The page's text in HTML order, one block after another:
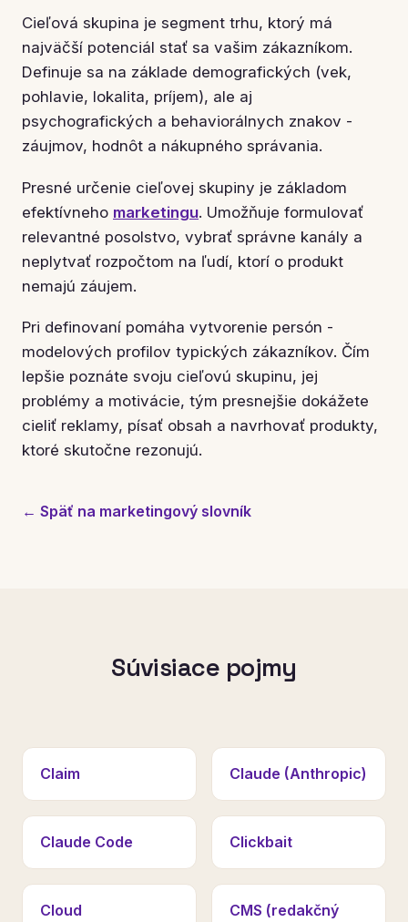
Cieľová skupina je segment trhu, ktorý má
najväčší potenciál stať sa vašim zákazníkom.
Definuje sa na základe demografických (vek,
pohlavie, lokalita, príjem), ale aj
psychografických a behaviorálnych znakov -
záujmov, hodnôt a nákupného správania.
Presné určenie cieľovej skupiny je základom
efektívneho marketingu. Umožňuje formulovať
relevantné posolstvo, vybrať správne kanály a
neplytvať rozpočtom na ľudí, ktorí o produkt
nemajú záujem.
Pri definovaní pomáha vytvorenie persón -
modelových profilov typických zákazníkov. Čím
lepšie poznáte svoju cieľovú skupinu, jej
problémy a motivácie, tým presnejšie dokážete
cieliť reklamy, písať obsah a navrhovať produkty,
ktoré skutočne rezonujú.
← Späť na marketingový slovník
Súvisiace pojmy
Claim Claude (Anthropic)
Claude Code Clickbait
Cloud
CMS (redakčný